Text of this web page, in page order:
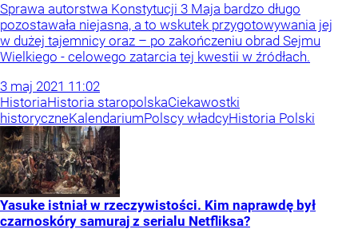
Sprawa autorstwa Konstytucji 3 Maja bardzo długo
pozostawała niejasna, a to wskutek przygotowywania jej
w dużej tajemnicy oraz – po zakończeniu obrad Sejmu
Wielkiego - celowego zatarcia tej kwestii w źródłach.
3 maj 2021 11:02
HistoriaHistoria staropolskaCiekawostki
historyczneKalendariumPolscy władcyHistoria Polski
Yasuke istniał w rzeczywistości. Kim naprawdę był
czarnoskóry samuraj z serialu Netfliksa?